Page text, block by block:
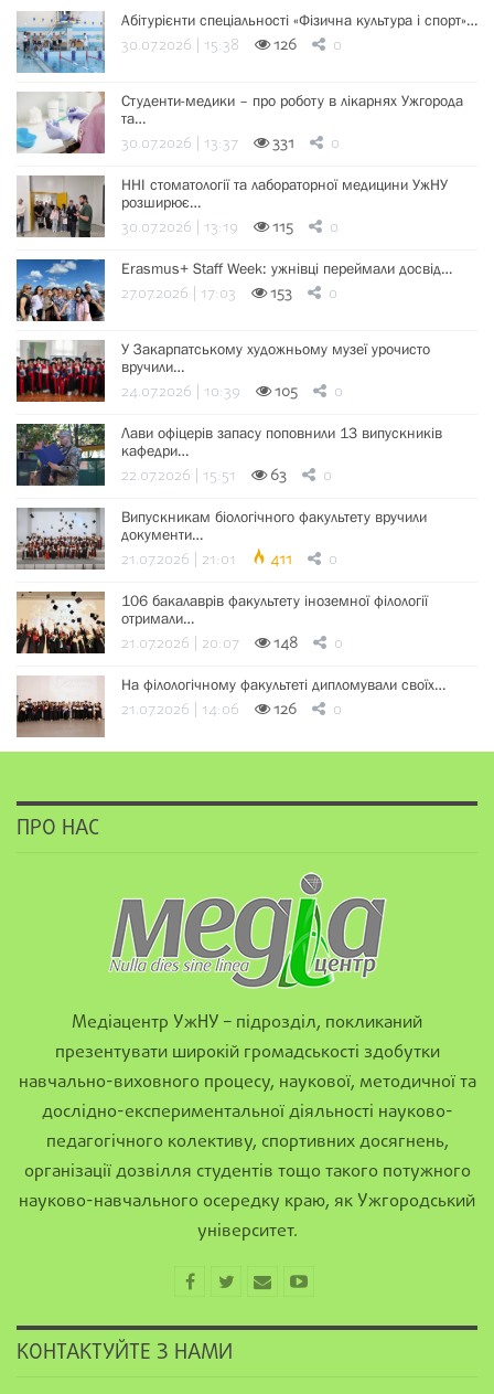
Абітурієнти спеціальності «Фізична культура і спорт»…
30.07.2026 | 15:38 126 0
Студенти-медики – про роботу в лікарнях Ужгорода
та…
30.07.2026 | 13:37 331 0
ННІ стоматології та лабораторної медицини УжНУ
розширює…
30.07.2026 | 13:19 115 0
Erasmus+ Staff Week: ужнівці переймали досвід…
27.07.2026 | 17:03 153 0
У Закарпатському художньому музеї урочисто
вручили…
24.07.2026 | 10:39 105 0
Лави офіцерів запасу поповнили 13 випускників
кафедри…
22.07.2026 | 15:51 63 0
Випускникам біологічного факультету вручили
документи…
21.07.2026 | 21:01 411 0
106 бакалаврів факультету іноземної філології
отримали…
21.07.2026 | 20:07 148 0
На філологічному факультеті дипломували своїх…
21.07.2026 | 14:06 126 0
ПРО НАС
Медіацентр УжНУ – підрозділ, покликаний
презентувати широкій громадськості здобутки
навчально-виховного процесу, наукової, методичної та
дослідно-експериментальної діяльності науково-
педагогічного колективу, спортивних досягнень,
організації дозвілля студентів тощо такого потужного
науково-навчального осередку краю, як Ужгородський
університет.
КОНТАКТУЙТЕ З НАМИ